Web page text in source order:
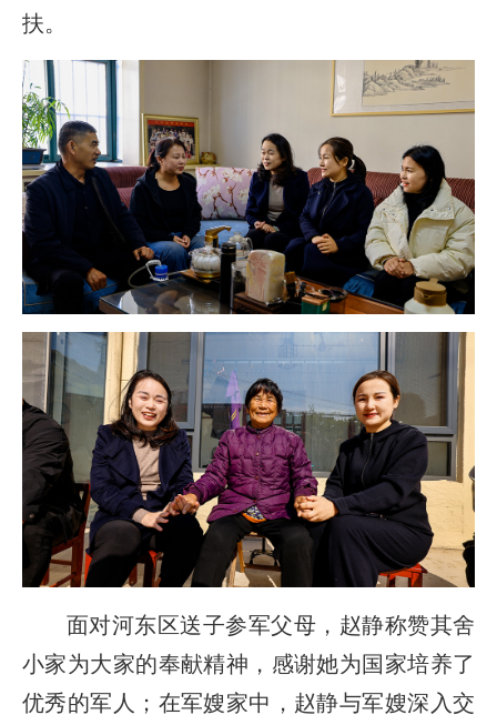
扶。
面对河东区送子参军父母，赵静称赞其舍
小家为大家的奉献精神，感谢她为国家培养了
优秀的军人；在军嫂家中，赵静与军嫂深入交